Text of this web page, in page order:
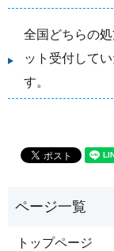
全国どちらの
ット受付して
す。
トップページ